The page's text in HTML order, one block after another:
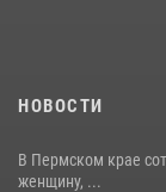
НОВОСТИ
В Пермском крае
женщину, ...